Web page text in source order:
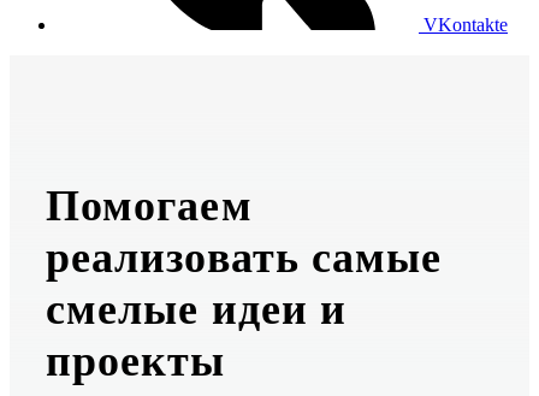
VKontakte
Помогаем
реализовать самые
смелые идеи и
проекты